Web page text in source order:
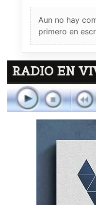
Aun no hay
primero en
RADIO EN